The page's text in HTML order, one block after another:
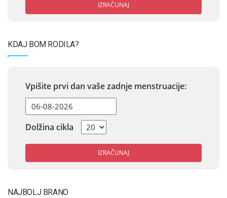
IZRAČUNAJ
KDAJ BOM RODILA?
Vpišite prvi dan vaše zadnje menstruacije:
Dolžina cikla
IZRAČUNAJ
NAJBOLJ BRANO